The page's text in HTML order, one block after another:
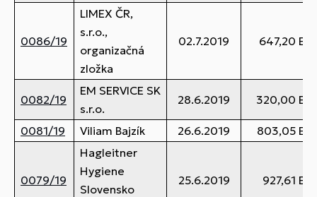
0086/19
LIMEX ČR,
s.r.o.,
organizačná
zložka
02.7.2019 647,20
0082/19
EM SERVICE SK
s.r.o.
28.6.2019 320,00
0081/19 Viliam Bajzík 26.6.2019 803,05
0079/19
Hagleitner
Hygiene
Slovensko
25.6.2019 927,61